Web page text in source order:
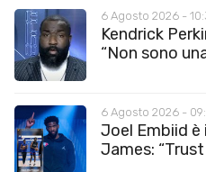
6 Agosto 2026 -
Kendrick
“Non sono
6 Agosto 2026 -
Joel Embiid è
James: